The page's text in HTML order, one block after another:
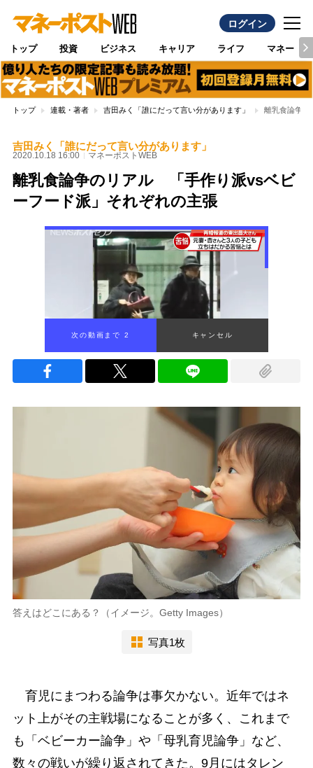
ログイン
トップ 投資 ビジネス キャリア ライフ マネー
トップ 連載・著者 吉田みく「誰にだって言い分があります」 離乳食論争
吉田みく「誰にだって言い分があります」
2020.10.18 16:00 マネーポストWEB
離乳食論争のリアル 「手作り派vsベビ
ーフード派」それぞれの主張
次の動画まで 1 キャンセル
答えはどこにある？（イメージ。Getty Images）
写真1枚
育児にまつわる論争は事欠かない。近年ではネ
ット上がその主戦場になることが多く、これまで
も「ベビーカー論争」や「母乳育児論争」など、
数々の戦いが繰り返されてきた。9月にはタレン